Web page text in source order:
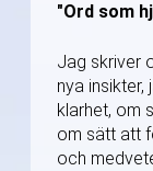
"Ord som
Jag skriver
nya
klarhet, om
om sätt att
och